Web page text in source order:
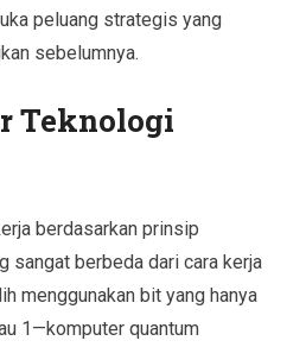
peluang strategis yang
sebelumnya.
Teknologi
berdasarkan prinsip
sangat berbeda dari cara kerja
menggunakan bit yang hanya
1—komputer quantum